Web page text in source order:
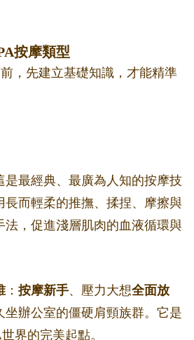
按摩類型
，先建立基礎知識，才能精準
是最經典、最廣為人知的按摩技
長而輕柔的推撫、揉捏、摩擦與
法，促進淺層肌肉的血液循環與
： 按摩新手、壓力大想全面放
坐辦公室的僵硬肩頸族群。它是
界的完美起點。